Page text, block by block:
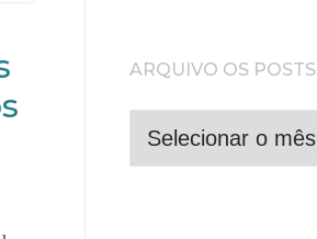
ARQUIVO OS POSTS
ARQUIVO
OS